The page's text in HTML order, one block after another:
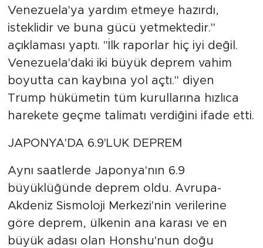
Venezuela'ya yardım etmeye hazırdı,
isteklidir ve buna gücü yetmektedir."
açıklaması yaptı. "İlk raporlar hiç iyi değil.
Venezuela'daki iki büyük deprem vahim
boyutta can kaybına yol açtı." diyen
Trump hükümetin tüm kurullarına hızlıca
harekete geçme talimatı verdiğini ifade etti.
JAPONYA'DA 6.9'LUK DEPREM
Aynı saatlerde Japonya'nın 6.9
büyüklüğünde deprem oldu. Avrupa-
Akdeniz Sismoloji Merkezi'nin verilerine
göre deprem, ülkenin ana karası ve en
büyük adası olan Honshu'nun doğu